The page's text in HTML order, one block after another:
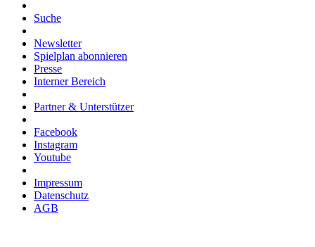
Suche
Newsletter
Spielplan abonnieren
Presse
Interner Bereich
Partner & Unterstützer
Facebook
Instagram
Youtube
Impressum
Datenschutz
AGB